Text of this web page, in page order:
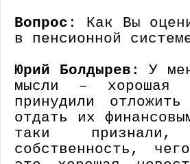
Вопрос : Как Вы
в пенсионной
Юрий Болдырев : У
мысли –
принудили
отдать их
таки
собственность,